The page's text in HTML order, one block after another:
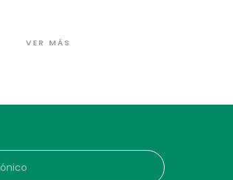
VER MÁS